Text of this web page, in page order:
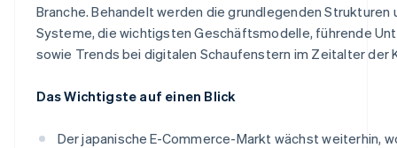
Branche. Behandelt werden die grundlegenden Strukturen
Systeme, die wichtigsten Geschäftsmodelle, führende
sowie Trends bei digitalen Schaufenstern im Zeitalter der
Das Wichtigste auf einen Blick
Der japanische E-Commerce-Markt wächst weiterhin,